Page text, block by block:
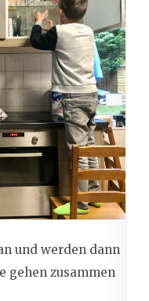
und werden dann
gehen zusammen